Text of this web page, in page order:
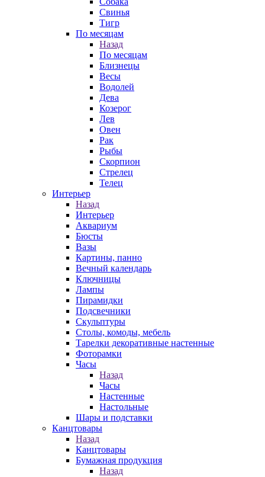
Свинья
Тигр
По месяцам
Назад
По месяцам
Близнецы
Весы
Водолей
Дева
Козерог
Лев
Овен
Рак
Рыбы
Скорпион
Стрелец
Телец
Интерьер
Назад
Интерьер
Аквариум
Бюсты
Вазы
Картины, панно
Вечный календарь
Ключницы
Лампы
Пирамидки
Подсвечники
Скульптуры
Столы, комоды, мебель
Тарелки декоративные настенные
Фоторамки
Часы
Назад
Часы
Настенные
Настольные
Шары и подставки
Канцтовары
Назад
Канцтовары
Бумажная продукция
Назад